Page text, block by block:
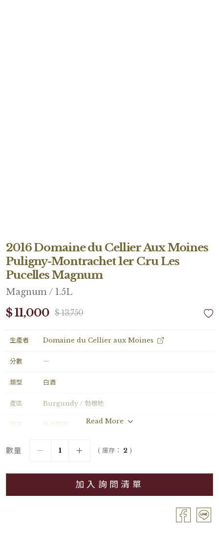
2016 Domaine du Cellier Aux Moines
Puligny-Montrachet 1er Cru Les
Pucelles Magnum
Magnum / 1.5L
$ 11,000 $ 13,750
生產者 Domaine du Cellier aux Moines
分數 ―
類型 白酒
產區 Burgundy / 勃根地
國家 所有國家
年份
Premier Cru / 一級園
Read More
數量 ( 庫存： 2 )
加入詢問清單